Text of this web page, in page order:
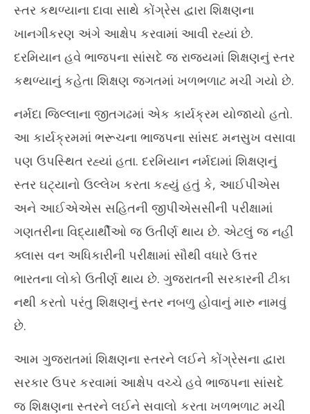
NOW VIEWING
ગુજરાતમાં શિક્ષણના સ્તરને લઈને ભાજપના જ સાંસદે કર્યું ચોંકાવનારુ
નિવેદન
October
2021
સ્તર કથળ્યાના દાવા સાથે કોંગ્રેસ દ્વારા શિક્ષણના
ખાનગીકરણ અંગે આક્ષેપ કરવામાં આવી રહ્યાં છે.
દરમિયાન હવે ભાજપના સાંસદે જ રાજ્યમાં શિક્ષણનું સ્તર
કથળ્યાનું કહેતા શિક્ષણ જગતમાં ખળભળાટ મચી ગયો છે.
નર્મદા જિલ્લાના જીતગઢમાં એક કાર્યક્રમ યોજાયો હતો.
આ કાર્યક્રમમાં ભરૂચના ભાજપના સાંસદ મનસુખ વસાવા
પણ ઉપસ્થિત રહ્યાં હતા. દરમિયાન નર્મદામાં શિક્ષણનું
સ્તર ઘટ્યાનો ઉલ્લેખ કરતા કહ્યું હતું કે, આઈપીએસ
અને આઈએએસ સહિતની જીપીએસસીની પરીક્ષામાં
ગણતરીના વિદ્યાર્થીઓ જ ઉતીર્ણ થાય છે. એટલું જ નહીં
ક્લાસ વન અધિકારીની પરીક્ષામાં સૌથી વધારે ઉત્તર
ભારતના લોકો ઉતીર્ણ થાય છે. ગુજરાતની સરકારની ટીકા
નથી કરતો પરંતુ શિક્ષણનું સ્તર નબળુ હોવાનું મારુ નામવું
છે.
આમ ગુજરાતમાં શિક્ષણના સ્તરને લઈને કોંગ્રેસના દ્વારા
સરકાર ઉપર કરવામાં આક્ષેપ વચ્ચે હવે ભાજપના સાંસદે
જ શિક્ષણના સ્તરને લઈને સવાલો કરતા ખળભળાટ મચી